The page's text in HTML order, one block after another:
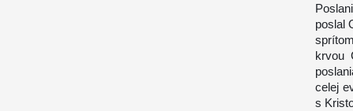
poslal
krvou
celej
s